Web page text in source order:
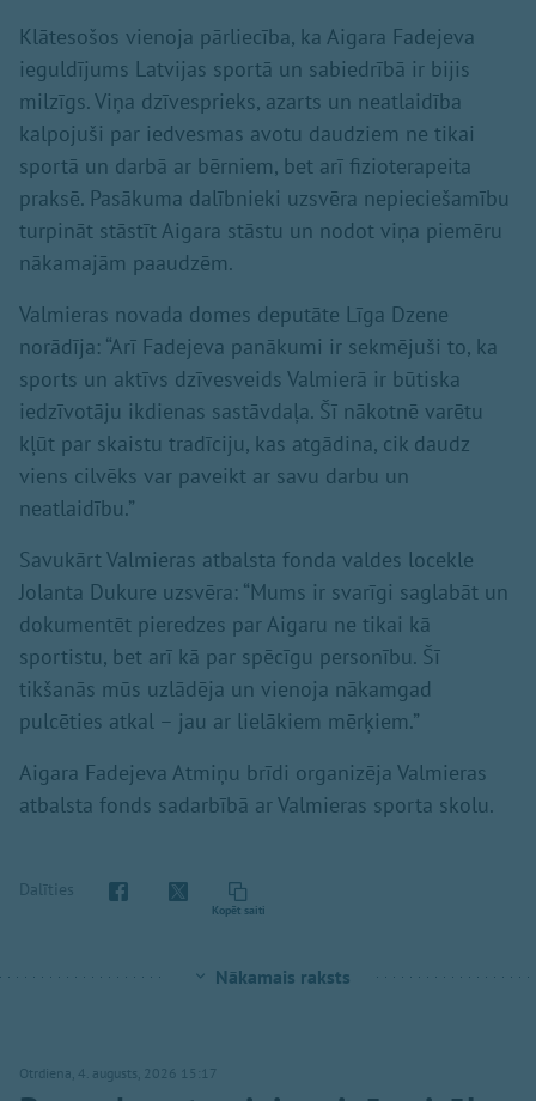
Klātesošos vienoja pārliecība, ka Aigara Fadejeva
ieguldījums Latvijas sportā un sabiedrībā ir bijis
milzīgs. Viņa dzīvesprieks, azarts un neatlaidība
kalpojuši par iedvesmas avotu daudziem ne tikai
sportā un darbā ar bērniem, bet arī fizioterapeita
praksē. Pasākuma dalībnieki uzsvēra nepieciešamību
turpināt stāstīt Aigara stāstu un nodot viņa piemēru
nākamajām paaudzēm.
Valmieras novada domes deputāte Līga Dzene
norādīja: “Arī Fadejeva panākumi ir sekmējuši to, ka
sports un aktīvs dzīvesveids Valmierā ir būtiska
iedzīvotāju ikdienas sastāvdaļa. Šī nākotnē varētu
kļūt par skaistu tradīciju, kas atgādina, cik daudz
viens cilvēks var paveikt ar savu darbu un
neatlaidību.”
Savukārt Valmieras atbalsta fonda valdes locekle
Jolanta Dukure uzsvēra: “Mums ir svarīgi saglabāt un
dokumentēt pieredzes par Aigaru ne tikai kā
sportistu, bet arī kā par spēcīgu personību. Šī
tikšanās mūs uzlādēja un vienoja nākamgad
pulcēties atkal – jau ar lielākiem mērķiem.”
Aigara Fadejeva Atmiņu brīdi organizēja Valmieras
atbalsta fonds sadarbībā ar Valmieras sporta skolu.
Dalīties
Kopēt saiti
Nākamais raksts
Otrdiena, 4. augusts, 2026 15:17